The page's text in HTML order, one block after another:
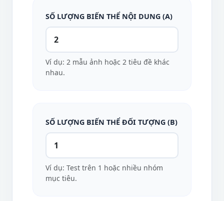
SỐ LƯỢNG BIẾN THỂ NỘI DUNG (A)
Ví dụ: 2 mẫu ảnh hoặc 2 tiêu đề khác
nhau.
SỐ LƯỢNG BIẾN THỂ ĐỐI TƯỢNG (B)
Ví dụ: Test trên 1 hoặc nhiều nhóm
mục tiêu.